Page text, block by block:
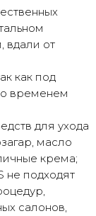
вдали от
как под
временем
для ухода
масло
крема;
не подходят
салонов,